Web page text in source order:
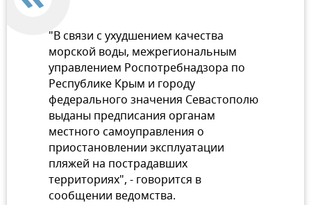
"В связи с ухудшением качества
морской воды, межрегиональным
управлением Роспотребнадзора по
Республике Крым и городу
федерального значения Севастополю
выданы предписания органам
местного самоуправления о
приостановлении эксплуатации
пляжей на пострадавших
территориях", - говорится в
сообщении ведомства.